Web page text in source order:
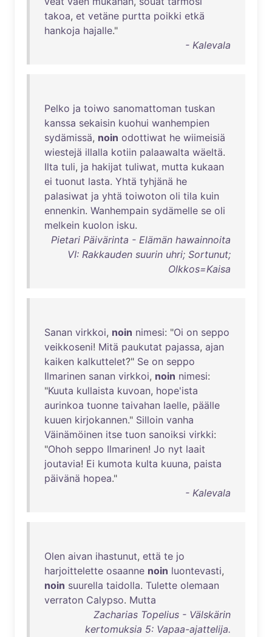
takoa, et vetäne purtta poikki etkä
hankoja hajalle."
- Kalevala
Pelko ja toiwo sanomattoman tuskan
kanssa sekaisin kuohui wanhempien
sydämissä, noin odottiwat he wiimeisiä
wiestejä illalla kotiin palaawalta wäeltä.
Ilta tuli, ja hakijat tuliwat, mutta kukaan
ei tuonut lasta. Yhtä tyhjänä he
palasiwat ja yhtä toiwoton oli tila kuin
ennenkin. Wanhempain sydämelle se oli
melkein kuolon isku.
Pietari Päivärinta - Elämän hawainnoita
VI: Rakkauden suurin uhri; Sortunut;
Olkkos=Kaisa
Sanan virkkoi, noin nimesi: "Oi on seppo
veikkoseni! Mitä paukutat pajassa, ajan
kaiken kalkuttelet?" Se on seppo
Ilmarinen sanan virkkoi, noin nimesi:
"Kuuta kullaista kuvoan, hope'ista
aurinkoa tuonne taivahan laelle, päälle
kuuen kirjokannen." Silloin vanha
Väinämöinen itse tuon sanoiksi virkki:
"Ohoh seppo Ilmarinen! Jo nyt laait
joutavia! Ei kumota kulta kuuna, paista
päivänä hopea."
- Kalevala
Olen aivan ihastunut, että te jo
harjoittelette osaanne noin luontevasti,
noin suurella taidolla. Tulette olemaan
verraton Calypso. Mutta
Zacharias Topelius - Välskärin
kertomuksia 5: Vapaa-ajattelija.